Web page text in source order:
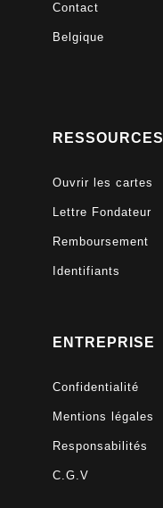
Contact
Belgique
RESSOURCES
Ouvrir les cartes
Lettre Fondateur
Remboursement
Identifiants
ENTREPRISE
Confidentialité
Mentions légales
Responsabilités
C.G.V